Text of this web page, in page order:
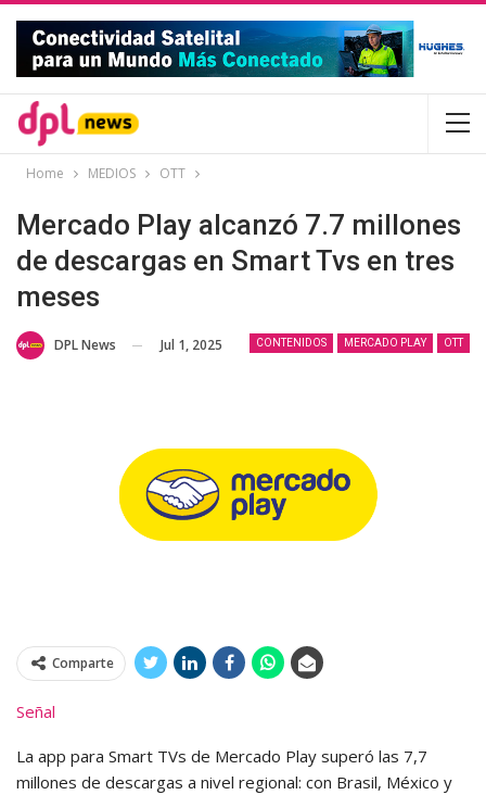
Home MEDIOS OTT
Mercado Play alcanzó 7.7 millones
de descargas en Smart Tvs en tres
meses
CONTENIDOS MERCADO PLAY OTT
DPL News Jul 1, 2025
Comparte
Señal
La app para Smart TVs de Mercado Play superó las 7,7
millones de descargas a nivel regional: con Brasil, México y